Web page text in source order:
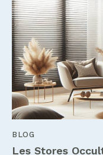
BLOG
Les Stores